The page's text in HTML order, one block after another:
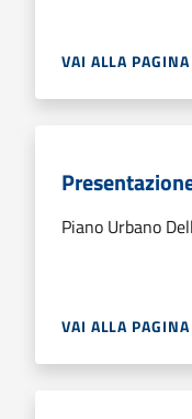
VAI ALLA PAGINA
Piano Urbano
VAI ALLA PAGINA